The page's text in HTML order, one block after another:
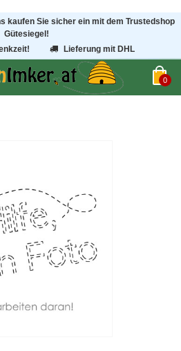
kaufen Sie sicher ein mit dem Trustedshop
Gütesiegel!
Lieferung mit DHL
0